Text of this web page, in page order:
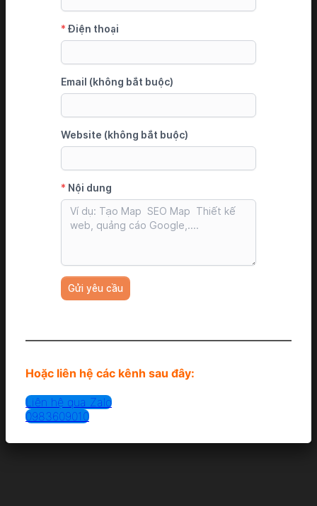
Hoặc liên hệ các kênh sau đây:
Liên hệ qua Zalo
0983609010